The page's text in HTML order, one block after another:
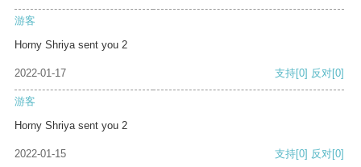
游客
Horny Shriya sent you 2
2022-01-17 支持[0] 反对[0]
游客
Horny Shriya sent you 2
2022-01-15 支持[0] 反对[0]